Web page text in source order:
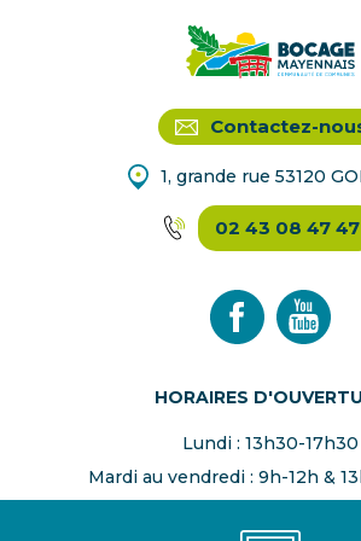
Contactez-
1, grande rue 53120
02 43 08 47 47
HORAIRES
Lundi : 13h30-17h30
Mardi au vendredi : 9h-12h &